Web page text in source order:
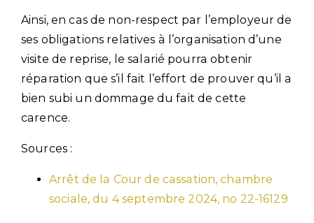
Ainsi, en cas de non-respect par l’employeur de
ses obligations relatives à l’organisation d’une
visite de reprise, le salarié pourra obtenir
réparation que s’il fait l’effort de prouver qu’il a
bien subi un dommage du fait de cette
carence.
Sources :
Arrêt de la Cour de cassation, chambre
sociale, du 4 septembre 2024, no 22-16129